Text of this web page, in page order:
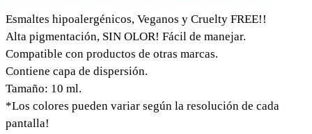
Esmaltes hipoalergénicos, Veganos y Cruelty FREE!!
Alta pigmentación, SIN OLOR! Fácil de manejar.
Compatible con productos de otras marcas.
Contiene capa de dispersión.
Tamaño: 10 ml.
*Los colores pueden variar según la resolución de cada
pantalla!